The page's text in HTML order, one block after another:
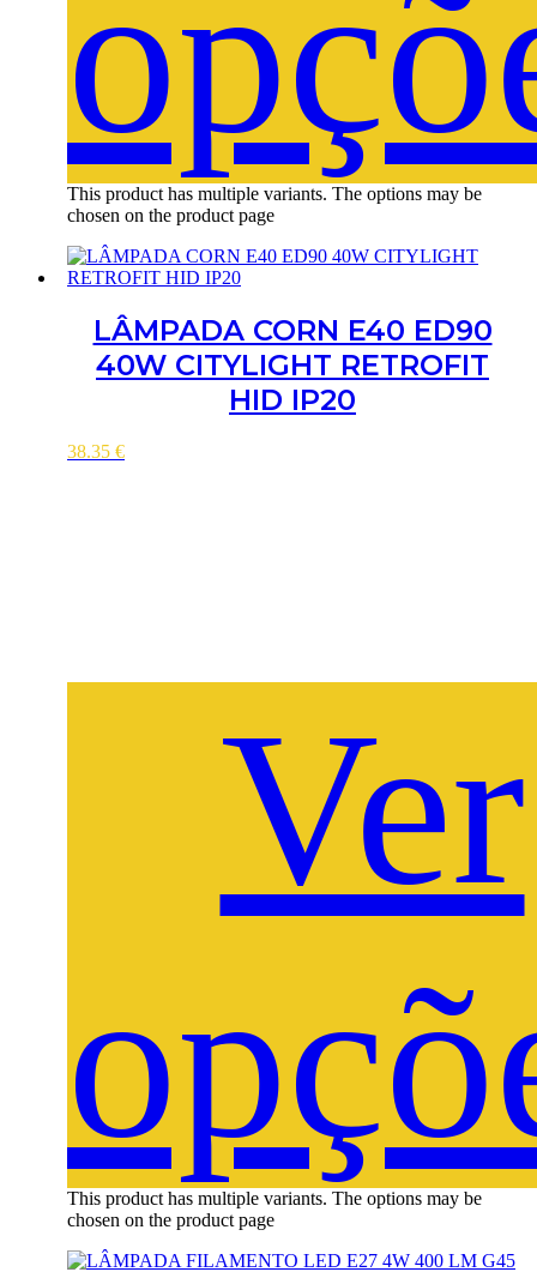
This product has multiple variants. The options may be
chosen on the product page
LÂMPADA CORN E40 ED90
40W CITYLIGHT RETROFIT
HID IP20
38.35 €
Ver
This product has multiple variants. The options may be
chosen on the product page